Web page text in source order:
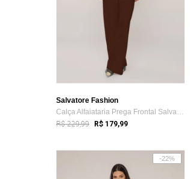
Salvatore Fashion
Calça Alfaiataria Prega Frontal Salvatore Marrom
R$ 229,99 R$ 179,99
-22%